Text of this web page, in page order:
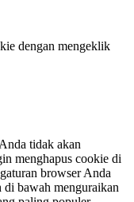
dengan mengeklik
tidak akan
menghapus cookie di
browser Anda
di bawah menguraikan